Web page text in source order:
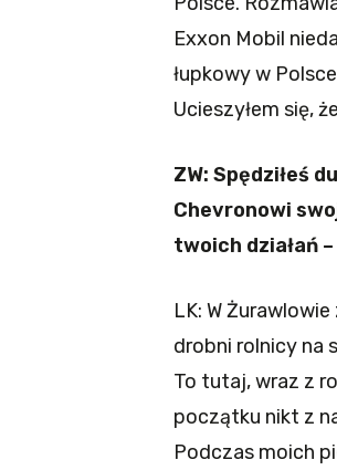
Exxon Mobil
łupkowy w
Ucieszyłem się,
ZW: Spędziłeś
Chevronowi
twoich działań
LK: W
drobni rolnicy na
To tutaj, wraz z
początku nikt z
Podczas moich